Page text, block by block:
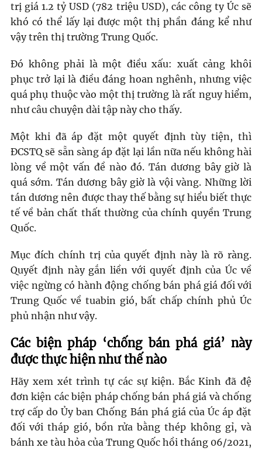
trị giá 1.2 tỷ USD (782 triệu USD), các công ty Úc sẽ
khó có thể lấy lại được một thị phần đáng kể như
vậy trên thị trường Trung Quốc.
Đó không phải là một điều xấu: xuất cảng khôi
phục trở lại là điều đáng hoan nghênh, nhưng việc
quá phụ thuộc vào một thị trường là rất nguy hiểm,
như câu chuyện dài tập này cho thấy.
Một khi đã áp đặt một quyết định tùy tiện, thì
ĐCSTQ sẽ sẵn sàng áp đặt lại lần nữa nếu không hài
lòng về một vấn đề nào đó. Tán dương bây giờ là
quá sớm. Tán dương bây giờ là vội vàng. Những lời
tán dương nên được thay thế bằng sự hiểu biết thực
tế về bản chất thất thường của chính quyền Trung
Quốc.
Mục đích chính trị của quyết định này là rõ ràng.
Quyết định này gắn liền với quyết định của Úc về
việc ngừng có hành động chống bán phá giá đối với
Trung Quốc về tuabin gió, bất chấp chính phủ Úc
phủ nhận như vậy.
Các biện pháp ‘chống bán phá giá’ này
được thực hiện như thế nào
Hãy xem xét trình tự các sự kiện. Bắc Kinh đã đệ
đơn kiện các biện pháp chống bán phá giá và chống
trợ cấp do Ủy ban Chống Bán phá giá của Úc áp đặt
đối với tháp gió, bồn rửa bằng thép không gỉ, và
bánh xe tàu hỏa của Trung Quốc hồi tháng 06/2021,